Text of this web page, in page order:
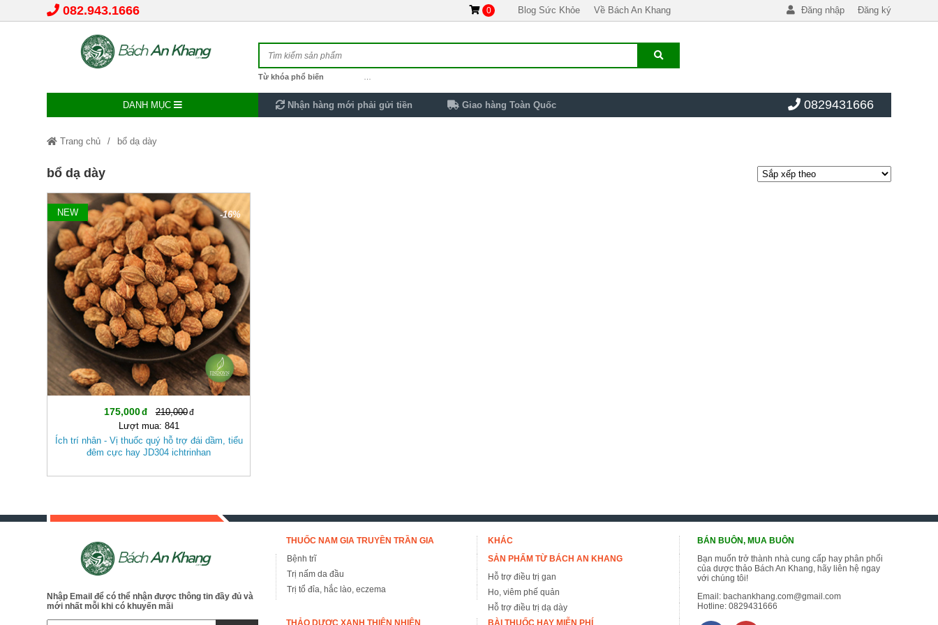
082.943.1666 0 Blog Sức Khỏe Về Bách An Khang Đăng nhập Đăng ký
Từ khóa phổ biến
DANH MỤC Nhận hàng mới phải gửi tiền Giao hàng Toàn Quốc 0829431666
Trang chủ bổ dạ dày
bổ dạ dày
-16%
NEW
175,000
210,000
Lượt mua: 841
Ích trí nhân - Vị thuốc quý hỗ trợ đái dầm, tiểu
đêm cực hay JD304 ichtrinhan
Nhập Email để có thể nhận được thông tin đầy đủ và
mới nhất mỗi khi có khuyến mãi
THUỐC NAM GIA TRUYỀN TRẦN GIA
Bệnh trĩ
Trị nấm da đầu
Trị tổ đỉa, hắc lào, eczema
KHÁC
SẢN PHẨM TỪ BÁCH AN KHANG
Hỗ trợ điều trị gan
Ho, viêm phế quản
Hỗ trợ điều trị dạ dày
THẢO DƯỢC XANH THIÊN NHIÊN
BÀI THUỐC HAY MIỄN PHÍ
BÁN BUÔN, MUA BUÔN
Bạn muốn trở thành nhà cung cấp hay phân phối
của dược thảo Bách An Khang, hãy liên hệ ngay
với chúng tôi!
Email:bachankhang.com@gmail.com
Hotline:0829431666